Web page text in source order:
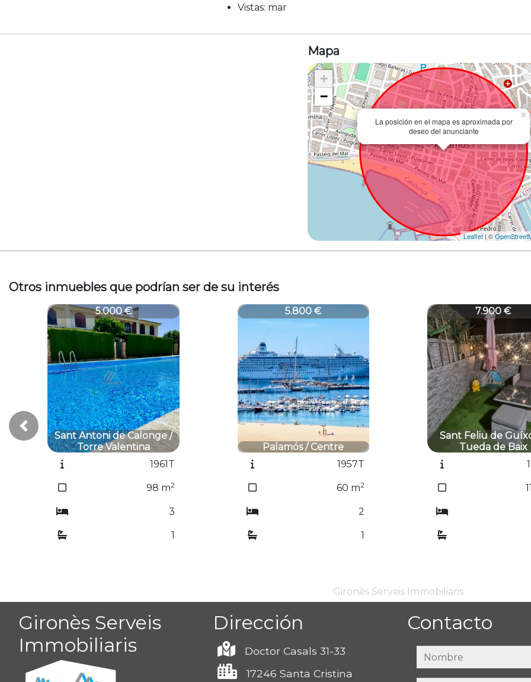
Vistas: mar
Mapa
La posición en el mapa es aproximada por
deseo del anunciante
×
+
−
Leaflet| ©
Otros inmuebles que podrían ser de su interés
1956T
5.800 €
Palamós / Centre
1957T
60 m2
2
1
1956T 7.900 €
Sant Feliu de Guíxols /
Tueda de Baix
1960T
112 m2
3
2
1956T 5.000 €
Sant Antoni de
Torre Valentina
Previous
Gironès Serveis Immobiliaris
Gironès Serveis
Immobiliaris
Dirección
Doctor Casals 31-33
17246 Santa Cristina
Contacto
nombre